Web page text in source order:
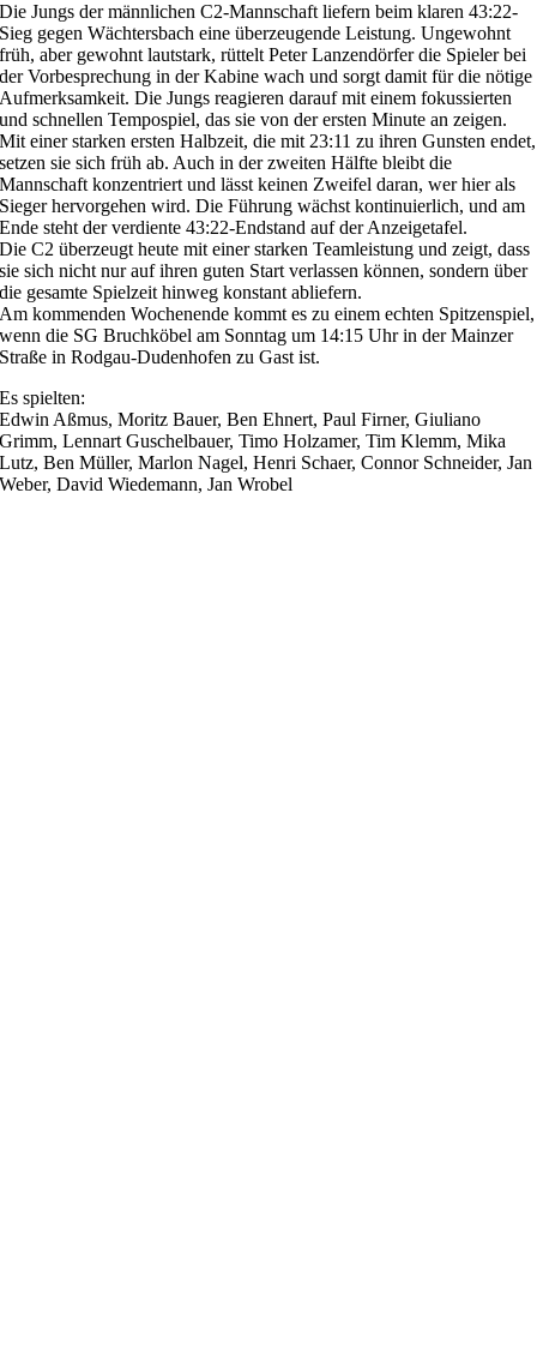
Die Jungs der männlichen C2-Mannschaft liefern beim klaren 43:22-
Sieg gegen Wächtersbach eine überzeugende Leistung. Ungewohnt
früh, aber gewohnt lautstark, rüttelt Peter Lanzendörfer die Spieler bei
der Vorbesprechung in der Kabine wach und sorgt damit für die nötige
Aufmerksamkeit. Die Jungs reagieren darauf mit einem fokussierten
und schnellen Tempospiel, das sie von der ersten Minute an zeigen.
Mit einer starken ersten Halbzeit, die mit 23:11 zu ihren Gunsten endet,
setzen sie sich früh ab. Auch in der zweiten Hälfte bleibt die
Mannschaft konzentriert und lässt keinen Zweifel daran, wer hier als
Sieger hervorgehen wird. Die Führung wächst kontinuierlich, und am
Ende steht der verdiente 43:22-Endstand auf der Anzeigetafel.
Die C2 überzeugt heute mit einer starken Teamleistung und zeigt, dass
sie sich nicht nur auf ihren guten Start verlassen können, sondern über
die gesamte Spielzeit hinweg konstant abliefern.
Am kommenden Wochenende kommt es zu einem echten Spitzenspiel,
wenn die SG Bruchköbel am Sonntag um 14:15 Uhr in der Mainzer
Straße in Rodgau-Dudenhofen zu Gast ist.
Es spielten:
Edwin Aßmus, Moritz Bauer, Ben Ehnert, Paul Firner, Giuliano
Grimm, Lennart Guschelbauer, Timo Holzamer, Tim Klemm, Mika
Lutz, Ben Müller, Marlon Nagel, Henri Schaer, Connor Schneider, Jan
Weber, David Wiedemann, Jan Wrobel